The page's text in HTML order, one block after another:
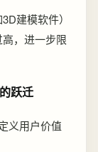
建模软件）
，进一步限
跃迁
义用户价值